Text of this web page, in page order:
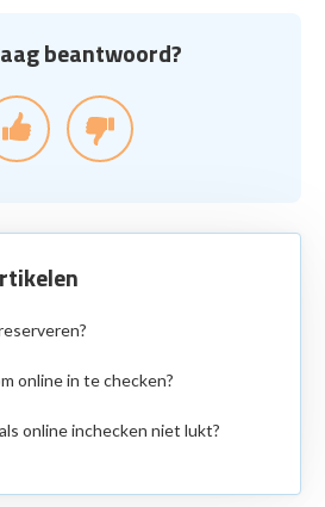
beantwoord?
online in te checken?
online inchecken niet lukt?